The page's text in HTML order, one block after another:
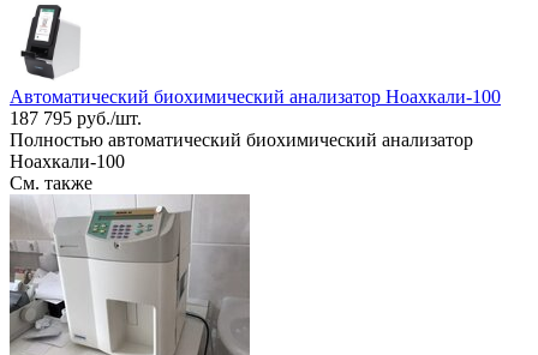
Автоматический биохимический анализатор Ноахкали-100
187 795 руб./шт.
Полностью автоматический биохимический анализатор
Ноахкали-100
См. также